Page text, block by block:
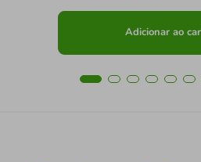
Adicionar ao